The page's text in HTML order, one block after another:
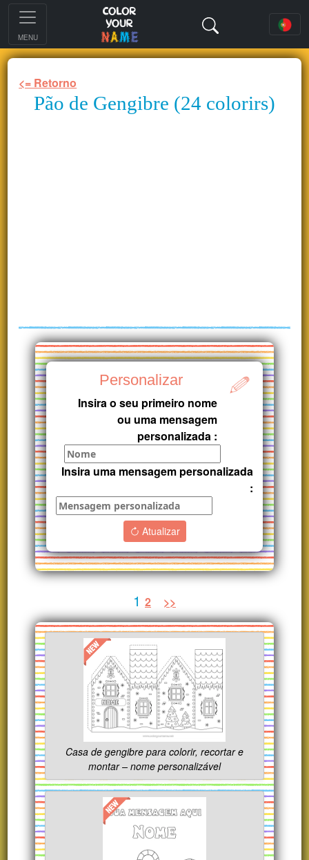
MENU
<= Retorno
Pão de Gengibre (24 colorirs)
Personalizar
Insira o seu primeiro nome
ou uma mensagem
personalizada :
Insira uma mensagem personalizada
:
Atualizar
1 2 >>
Casa de gengibre para colorir, recortar e
montar – nome personalizável